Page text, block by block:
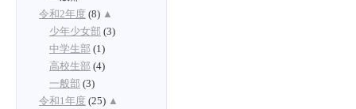
令和2年度 (8) ▲
少年少女部 (3)
中学生部 (1)
高校生部 (4)
一般部 (3)
令和1年度 (25) ▲